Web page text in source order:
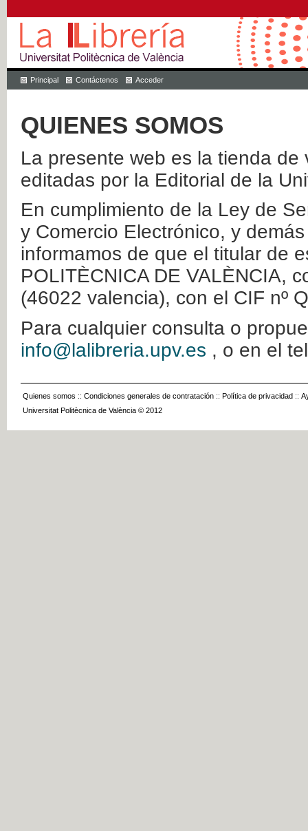
Principal Contáctenos Acceder
QUIENES SOMOS
La presente web es la tienda
editadas por la Editorial de la
En cumplimiento de la Ley de
y Comercio Electrónico, y
informamos de que el titular de
POLITÈCNICA DE VALÈNCIA,
(46022 valencia), con el CIF nº
Para cualquier consulta o
info@lalibreria.upv.es , o en el
Quienes somos :: Condiciones generales de contratación :: Política de privacidad ::
Universitat Politècnica de València © 2012